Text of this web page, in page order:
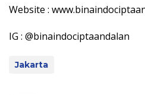
Website :
IG : @binaindociptaandalan
Jakarta